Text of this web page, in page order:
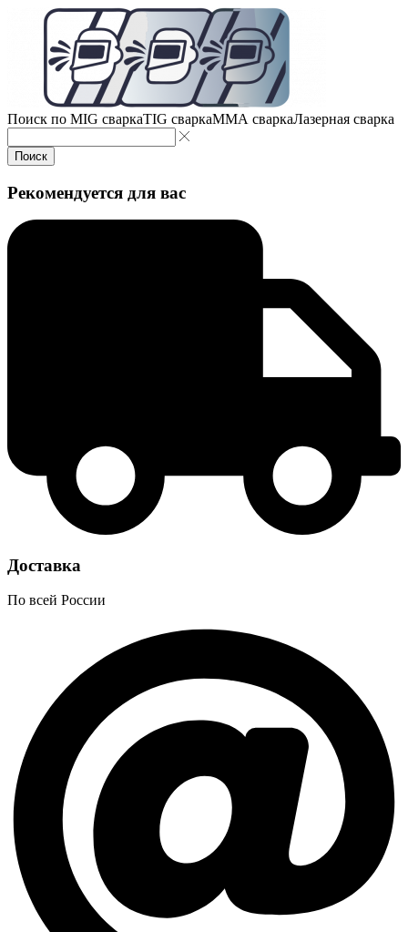
Поиск по MIG сваркаTIG сваркаMMA сваркаЛазерная сварка
Поиск
Рекомендуется для вас
Доставка
По всей России